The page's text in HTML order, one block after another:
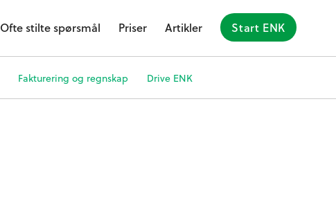
Ofte stilte spørsmål Priser Artikler Start ENK
Fakturering og regnskap Drive ENK